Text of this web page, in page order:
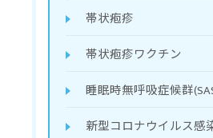
帯状疱疹
帯状疱疹ワクチン
睡眠時無呼吸症候群
新型コロナウイルス感